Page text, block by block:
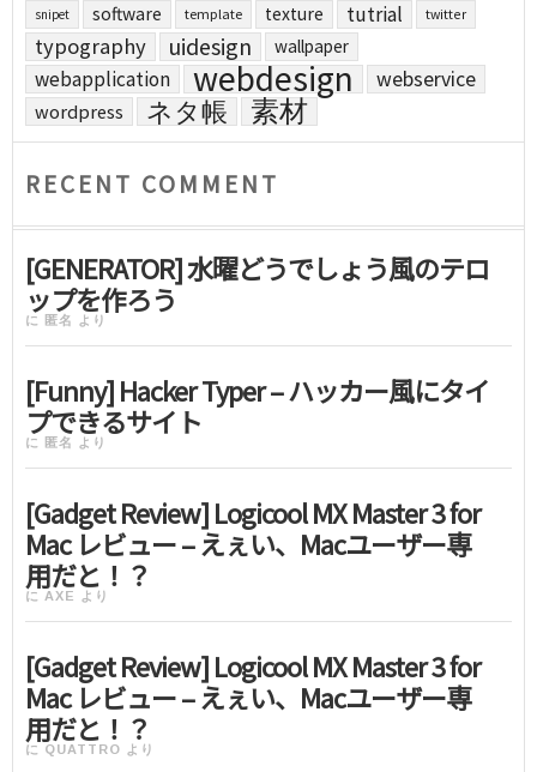
snipet software template texture tutrial twitter
typography uidesign wallpaper
webapplication webdesign webservice
wordpress ネタ帳 素材
RECENT COMMENT
[GENERATOR] 水曜どうでしょう風のテロ
ップを作ろう
に 匿名 より
[Funny] Hacker Typer – ハッカー風にタイ
プできるサイト
に 匿名 より
[Gadget Review] Logicool MX Master 3 for
Mac レビュー – えぇい、Macユーザー専
用だと！？
に AXE より
[Gadget Review] Logicool MX Master 3 for
Mac レビュー – えぇい、Macユーザー専
用だと！？
に QUATTRO より